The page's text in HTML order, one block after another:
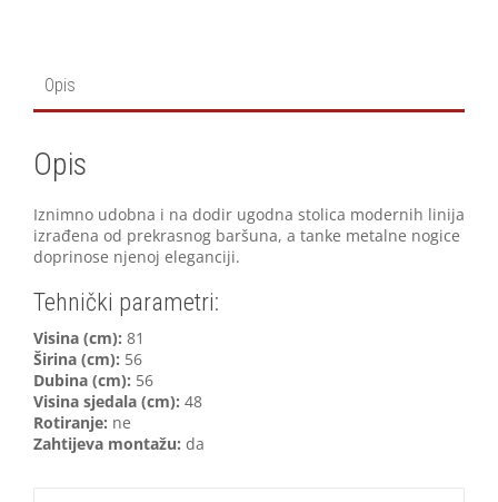
Opis
Opis
Iznimno udobna i na dodir ugodna stolica modernih linija
izrađena od prekrasnog baršuna, a tanke metalne nogice
doprinose njenoj eleganciji.
Tehnički parametri:
Visina (cm): 81
Širina (cm): 56
Dubina (cm): 56
Visina sjedala (cm): 48
Rotiranje: ne
Zahtijeva montažu: da